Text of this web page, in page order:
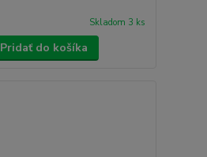
Skladom 3 ks
Pridať do košíka